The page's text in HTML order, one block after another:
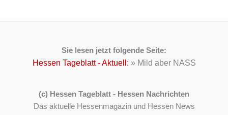
Sie lesen jetzt folgende Seite:
Hessen Tageblatt - Aktuell: » Mild aber NASS
(c) Hessen Tageblatt - Hessen Nachrichten
Das aktuelle Hessenmagazin und Hessen News